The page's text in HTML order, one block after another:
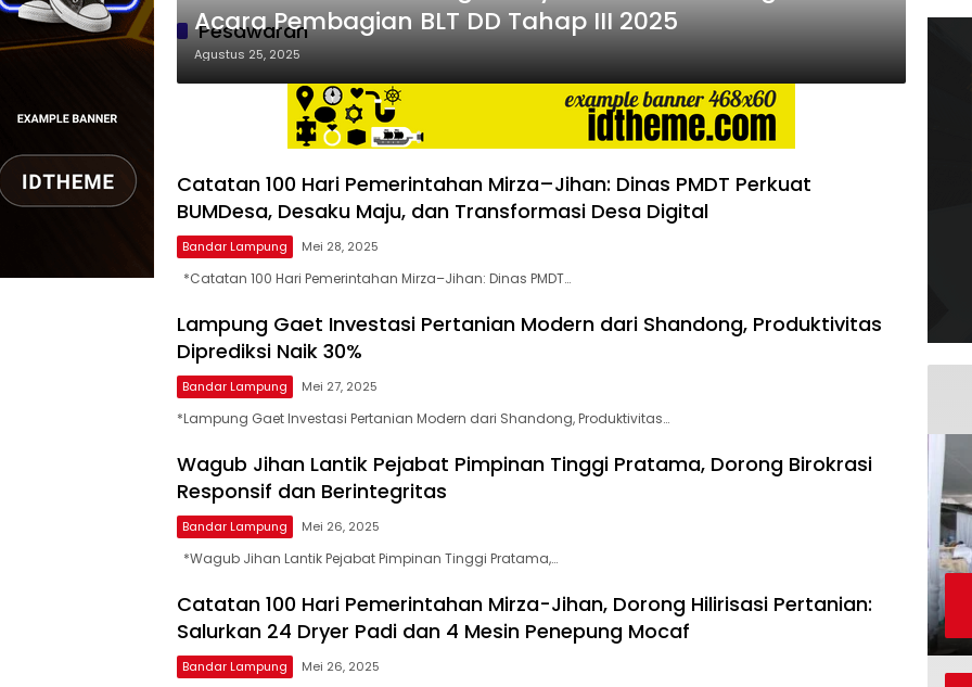
lokal
dan
yang
relatif
lebih
murah
dari
maupun
media
siber
lainnya,
desain
dan
media
siber
lebih
eksklusif,
bergaya
trendi,
mengandung
unsur
edukasi,
Pesawaran
Acara Pembagian BLT DD Tahap III 2025
Agustus 25, 2025
Catatan 100 Hari Pemerintahan Mirza–Jihan: Dinas PMDT Perkuat
BUMDesa, Desaku Maju, dan Transformasi Desa Digital
Bandar Lampung Mei 28, 2025
*Catatan 100 Hari Pemerintahan Mirza–Jihan: Dinas PMDT…
Lampung Gaet Investasi Pertanian Modern dari Shandong, Produktivitas
Diprediksi Naik 30%
Bandar Lampung Mei 27, 2025
*Lampung Gaet Investasi Pertanian Modern dari Shandong, Produktivitas…
Wagub Jihan Lantik Pejabat Pimpinan Tinggi Pratama, Dorong Birokrasi
Responsif dan Berintegritas
Bandar Lampung Mei 26, 2025
*Wagub Jihan Lantik Pejabat Pimpinan Tinggi Pratama,…
Catatan 100 Hari Pemerintahan Mirza-Jihan, Dorong Hilirisasi Pertanian:
Salurkan 24 Dryer Padi dan 4 Mesin Penepung Mocaf
Bandar Lampung Mei 26, 2025